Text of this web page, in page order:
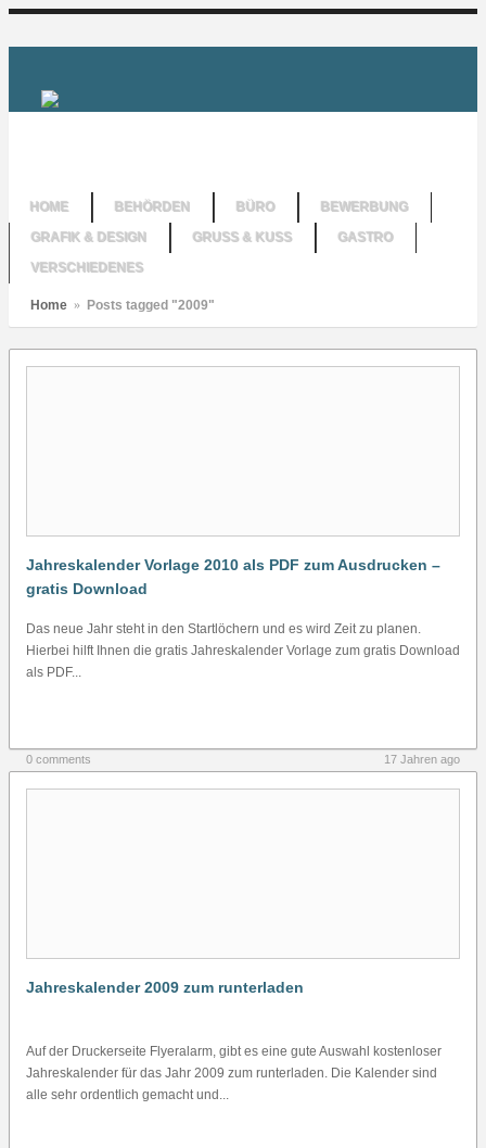
HOME BEHÖRDEN BÜRO
BEWERBUNG
GRAFIK & DESIGN
GRUSS & KUSS
GASTRO
VERSCHIEDENES
Home » Posts tagged "2009"
Jahreskalender Vorlage 2010 als PDF zum Ausdrucken –
gratis Download
Das neue Jahr steht in den Startlöchern und es wird Zeit zu planen.
Hierbei hilft Ihnen die gratis Jahreskalender Vorlage zum gratis Download
als PDF...
0 comments 17 Jahren ago
Jahreskalender 2009 zum runterladen
Auf der Druckerseite Flyeralarm, gibt es eine gute Auswahl kostenloser
Jahreskalender für das Jahr 2009 zum runterladen. Die Kalender sind
alle sehr ordentlich gemacht und...